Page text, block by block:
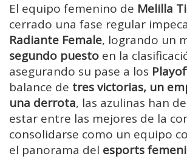
El equipo femenino de Melilla
cerrado una fase regular
Radiante Female, logrando un
segundo puesto en la
asegurando su pase a los
balance de tres victorias, un
una derrota, las azulinas han
estar entre las mejores de la
consolidarse como un equipo
el panorama del esports